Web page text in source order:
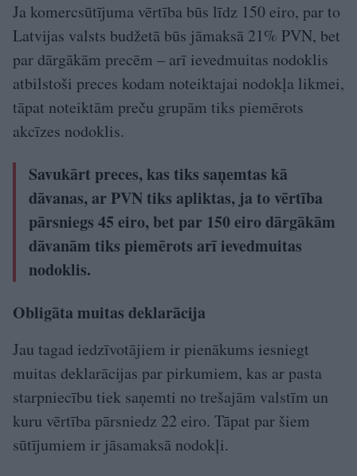
Ja komercsūtījuma vērtība būs līdz 150 eiro, par to
Latvijas valsts budžetā būs jāmaksā 21% PVN, bet
par dārgākām precēm – arī ievedmuitas nodoklis
atbilstoši preces kodam noteiktajai nodokļa likmei,
tāpat noteiktām preču grupām tiks piemērots
akcīzes nodoklis.
Savukārt preces, kas tiks saņemtas kā
dāvanas, ar PVN tiks apliktas, ja to vērtība
pārsniegs 45 eiro, bet par 150 eiro dārgākām
dāvanām tiks piemērots arī ievedmuitas
nodoklis.
Obligāta muitas deklarācija
Jau tagad iedzīvotājiem ir pienākums iesniegt
muitas deklarācijas par pirkumiem, kas ar pasta
starpniecību tiek saņemti no trešajām valstīm un
kuru vērtība pārsniedz 22 eiro. Tāpat par šiem
sūtījumiem ir jāsamaksā nodokļi.